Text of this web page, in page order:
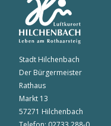
Stadt Hilchenbach
Der Bürgermeister
Rathaus
Markt 13
57271 Hilchenbach